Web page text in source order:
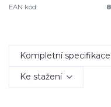
EAN kód:
Kompletní specifikace
Ke stažení